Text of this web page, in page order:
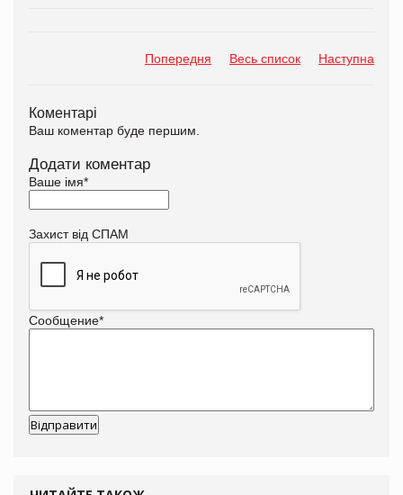
Попередня Весь список Наступна
Коментарі
Ваш коментар буде першим.
Додати коментар
Ваше імя*
Захист від СПАМ
Сообщение*